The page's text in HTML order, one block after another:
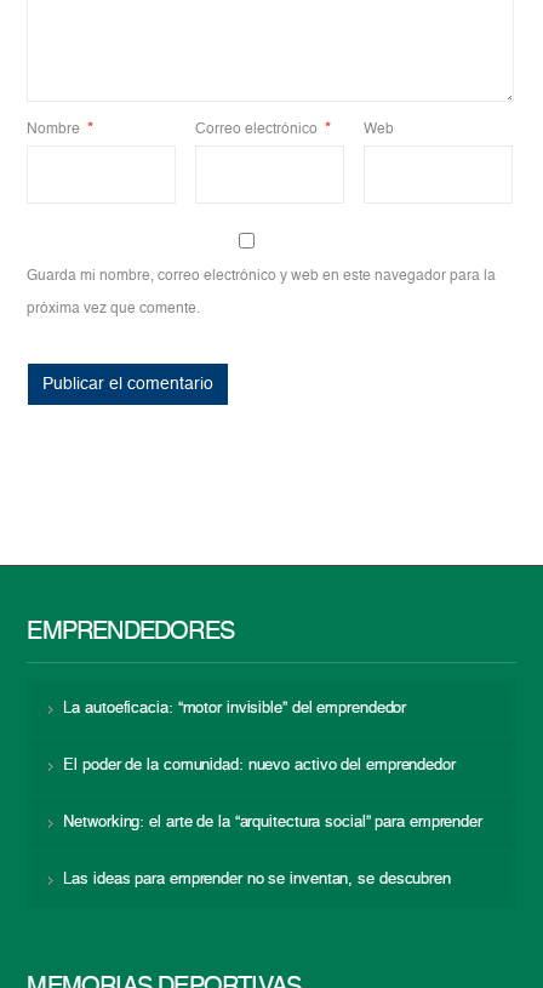
Nombre * Correo electrónico * Web
Guarda mi nombre, correo electrónico y web en este navegador para la
próxima vez que comente.
EMPRENDEDORES
La autoeficacia: “motor invisible” del emprendedor
El poder de la comunidad: nuevo activo del emprendedor
Networking: el arte de la “arquitectura social” para emprender
Las ideas para emprender no se inventan, se descubren